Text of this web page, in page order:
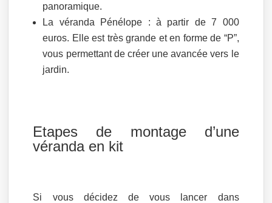
panoramique.
La véranda Pénélope : à partir de 7 000
euros. Elle est très grande et en forme de “P”,
vous permettant de créer une avancée vers le
jardin.
Etapes de montage d’une
véranda en kit
Si vous décidez de vous lancer dans